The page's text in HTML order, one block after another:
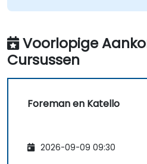
Voorlopige
Cursussen
Foreman en Katello
2026-09-09 09:30